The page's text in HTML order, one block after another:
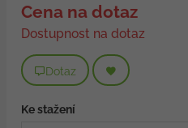
Cena na dotaz
Dostupnost na dotaz
Dotaz
Ke stažení